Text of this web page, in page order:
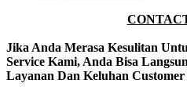
Jika Anda Merasa Kesulitan
Service Kami, Anda Bisa
Layanan Dan Keluhan